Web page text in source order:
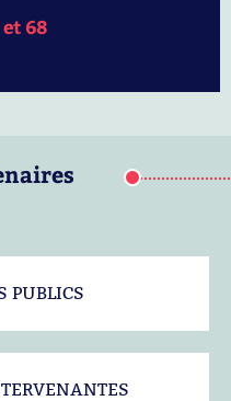
68
PUBLICS